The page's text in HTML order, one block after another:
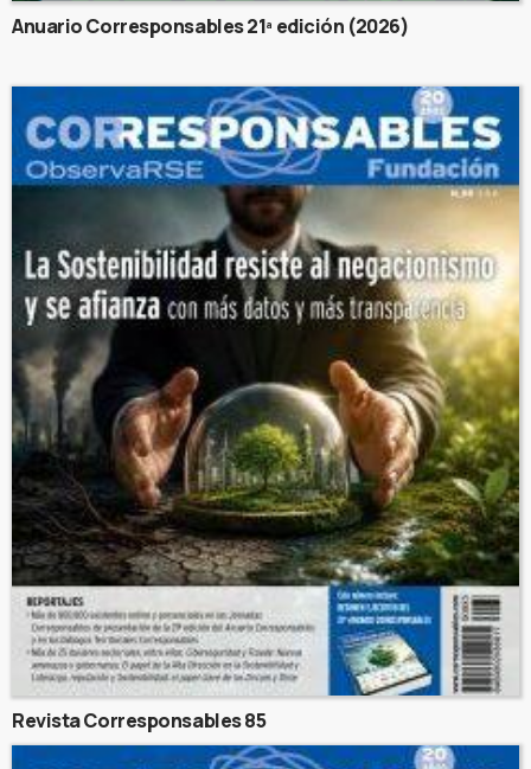
Anuario Corresponsables 21ª edición (2026)
Revista Corresponsables 85